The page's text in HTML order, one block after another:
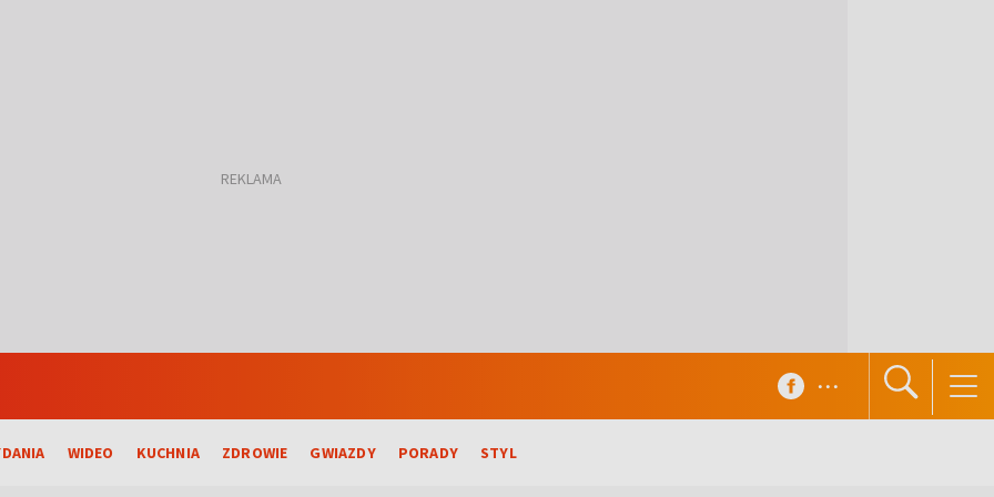
WIDEO KUCHNIA ZDROWIE GWIAZDY PORADY STYL
...